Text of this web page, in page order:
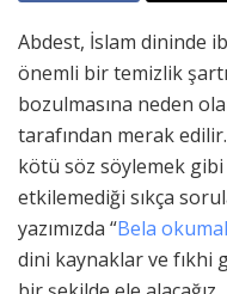
Abdest, İslam dininde
önemli bir temizlik
bozulmasına neden
tarafından merak
kötü söz söylemek
etkilemediği sıkça
yazımızda “Bela
dini kaynaklar ve fıkhi